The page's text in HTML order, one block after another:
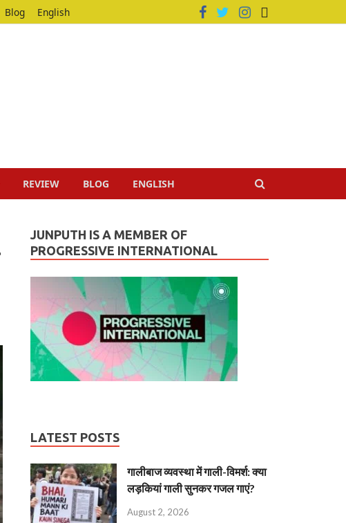
Blog English
REVIEW BLOG ENGLISH
JUNPUTH IS A MEMBER OF
PROGRESSIVE INTERNATIONAL
LATEST POSTS
गालीबाज व्‍यवस्‍था में गाली-विमर्श: क्या
लड़कियां गाली सुनकर गजल गाएं?
August 2, 2026